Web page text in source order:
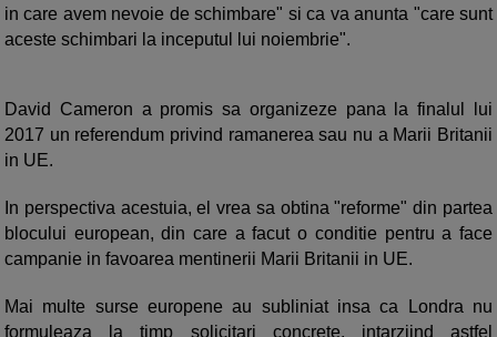
in care avem nevoie de schimbare" si ca va anunta "care sunt
aceste schimbari la inceputul lui noiembrie".
David Cameron a promis sa organizeze pana la finalul lui
2017 un referendum privind ramanerea sau nu a Marii Britanii
in UE.
In perspectiva acestuia, el vrea sa obtina "reforme" din partea
blocului european, din care a facut o conditie pentru a face
campanie in favoarea mentinerii Marii Britanii in UE.
Mai multe surse europene au subliniat insa ca Londra nu
formuleaza la timp solicitari concrete, intarziind astfel